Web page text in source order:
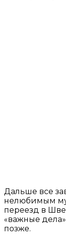
Дальше все
нелюбимым
переезд в
«важные
позже.